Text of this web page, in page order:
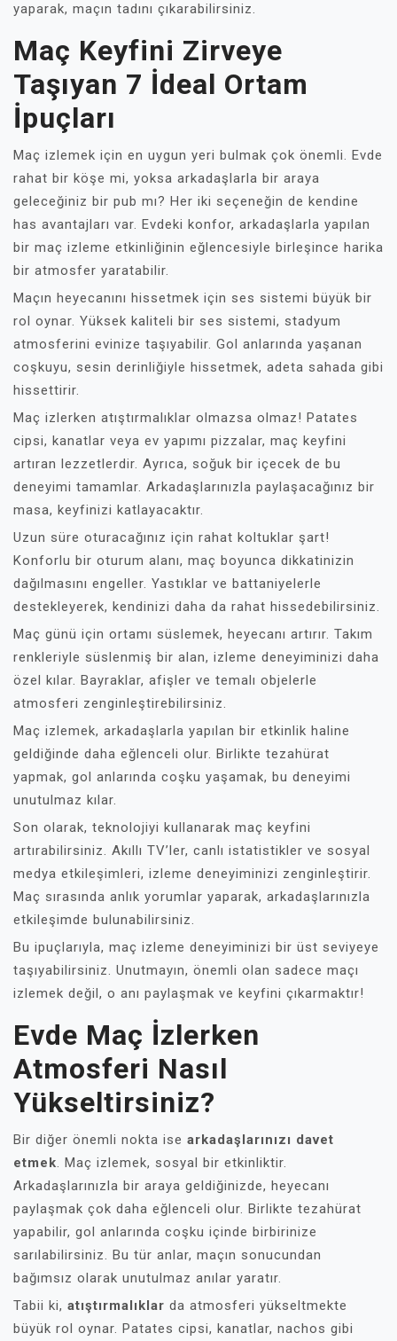
yaparak, maçın tadını çıkarabilirsiniz.
Maç Keyfini Zirveye
Taşıyan 7 İdeal Ortam
İpuçları
Maç izlemek için en uygun yeri bulmak çok önemli. Evde
rahat bir köşe mi, yoksa arkadaşlarla bir araya
geleceğiniz bir pub mı? Her iki seçeneğin de kendine
has avantajları var. Evdeki konfor, arkadaşlarla yapılan
bir maç izleme etkinliğinin eğlencesiyle birleşince harika
bir atmosfer yaratabilir.
Maçın heyecanını hissetmek için ses sistemi büyük bir
rol oynar. Yüksek kaliteli bir ses sistemi, stadyum
atmosferini evinize taşıyabilir. Gol anlarında yaşanan
coşkuyu, sesin derinliğiyle hissetmek, adeta sahada gibi
hissettirir.
Maç izlerken atıştırmalıklar olmazsa olmaz! Patates
cipsi, kanatlar veya ev yapımı pizzalar, maç keyfini
artıran lezzetlerdir. Ayrıca, soğuk bir içecek de bu
deneyimi tamamlar. Arkadaşlarınızla paylaşacağınız bir
masa, keyfinizi katlayacaktır.
Uzun süre oturacağınız için rahat koltuklar şart!
Konforlu bir oturum alanı, maç boyunca dikkatinizin
dağılmasını engeller. Yastıklar ve battaniyelerle
destekleyerek, kendinizi daha da rahat hissedebilirsiniz.
Maç günü için ortamı süslemek, heyecanı artırır. Takım
renkleriyle süslenmiş bir alan, izleme deneyiminizi daha
özel kılar. Bayraklar, afişler ve temalı objelerle
atmosferi zenginleştirebilirsiniz.
Maç izlemek, arkadaşlarla yapılan bir etkinlik haline
geldiğinde daha eğlenceli olur. Birlikte tezahürat
yapmak, gol anlarında coşku yaşamak, bu deneyimi
unutulmaz kılar.
Son olarak, teknolojiyi kullanarak maç keyfini
artırabilirsiniz. Akıllı TV’ler, canlı istatistikler ve sosyal
medya etkileşimleri, izleme deneyiminizi zenginleştirir.
Maç sırasında anlık yorumlar yaparak, arkadaşlarınızla
etkileşimde bulunabilirsiniz.
Bu ipuçlarıyla, maç izleme deneyiminizi bir üst seviyeye
taşıyabilirsiniz. Unutmayın, önemli olan sadece maçı
izlemek değil, o anı paylaşmak ve keyfini çıkarmaktır!
Evde Maç İzlerken
Atmosferi Nasıl
Yükseltirsiniz?
Bir diğer önemli nokta ise arkadaşlarınızı davet
etmek. Maç izlemek, sosyal bir etkinliktir.
Arkadaşlarınızla bir araya geldiğinizde, heyecanı
paylaşmak çok daha eğlenceli olur. Birlikte tezahürat
yapabilir, gol anlarında coşku içinde birbirinize
sarılabilirsiniz. Bu tür anlar, maçın sonucundan
bağımsız olarak unutulmaz anılar yaratır.
Tabii ki, atıştırmalıklar da atmosferi yükseltmekte
büyük rol oynar. Patates cipsi, kanatlar, nachos gibi